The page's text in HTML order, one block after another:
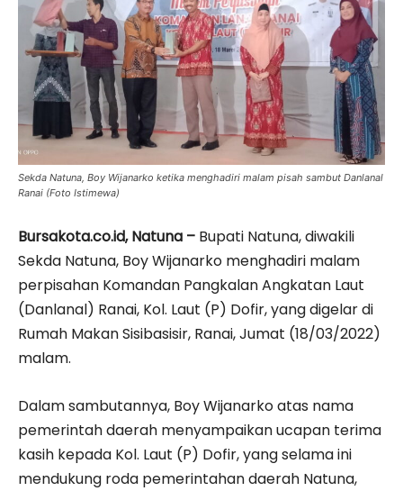
Sekda Natuna, Boy Wijanarko ketika menghadiri malam pisah sambut Danlanal
Ranai (Foto Istimewa)
Bursakota.co.id, Natuna – Bupati Natuna, diwakili
Sekda Natuna, Boy Wijanarko menghadiri malam
perpisahan Komandan Pangkalan Angkatan Laut
(Danlanal) Ranai, Kol. Laut (P) Dofir, yang digelar di
Rumah Makan Sisibasisir, Ranai, Jumat (18/03/2022)
malam.
Dalam sambutannya, Boy Wijanarko atas nama
pemerintah daerah menyampaikan ucapan terima
kasih kepada Kol. Laut (P) Dofir, yang selama ini
mendukung roda pemerintahan daerah Natuna,